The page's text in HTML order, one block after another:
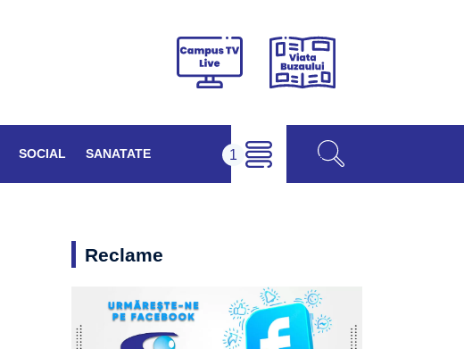
Campus
Viața
SOCIAL SANATATE
Reclame